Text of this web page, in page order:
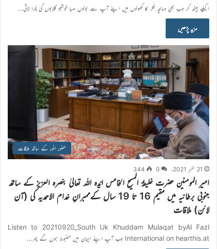
اکیلے بیٹھ کر جب بھی دریچہ فکر کا کھولوں میں اپنے آپ سے بولوں صبا خوشبو گلابوں کی چُرا لاتی…
مزید پڑھیں
حضور انور کے ساتھ ملاقات
21 ستمبر 2021ء 0
344
امیر المومنین حضرت خلیفۃ المسیح الخامس ایّدہ اللہ تعالیٰ بنصرہ العزیز کے ساتھ
جنوبی برطانیہ میں مقیم 16 تا 19 سال کےممبرانِ خدام الاحمدیہ کی (آن
لائن) ملاقات
Listen to 20210920_South Uk Khuddam Mulaqat byAl Fazl
International on hearthis.at جب آپ اپنے ایمان میں مضبوط ہوں گے پھر…